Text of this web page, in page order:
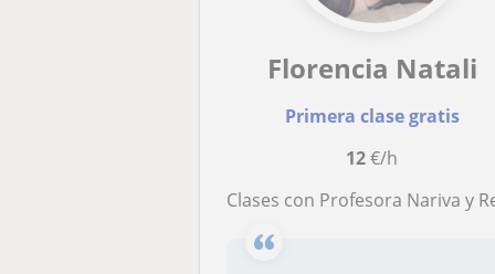
Florencia Natali
Primera clase gratis
12€/h
Clases con Profesora Nariva y